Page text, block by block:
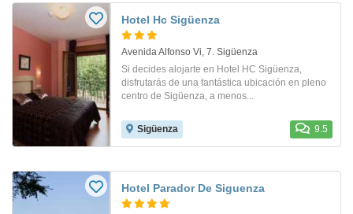
Hotel Hc Sigüenza
Avenida Alfonso Vi, 7. Sigüenza
Si decides alojarte en Hotel HC Sigüenza,
disfrutarás de una fantástica ubicación en pleno
centro de Sigüenza, a menos...
Sigüenza 9.5
Hotel Parador De Siguenza